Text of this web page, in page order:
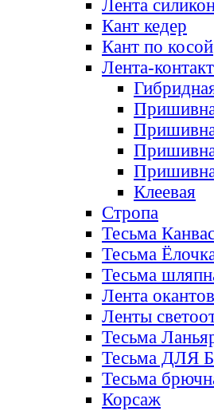
Лента
Кант кедер
Кант по косой
Лента-
Клеевая
Стропа
Тесьма
Тесьма
Тесьма
Лента
Ленты
Тесьма
Тесьма ДЛЯ
Тесьма
Корсаж